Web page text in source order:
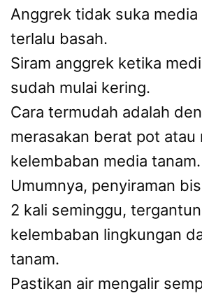
Anggrek tidak suka media
terlalu basah.
Siram anggrek ketika
sudah mulai kering.
Cara termudah adalah
merasakan berat pot atau
kelembaban media tanam.
Umumnya, penyiraman
2 kali seminggu,
kelembaban lingkungan
tanam.
Pastikan air mengalir